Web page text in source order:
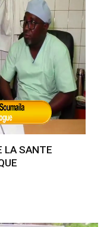
LA SANTE